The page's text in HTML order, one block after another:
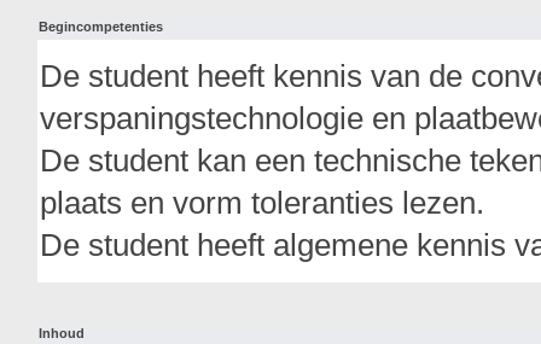
Begincompetenties
De student heeft kennis van de
verspaningstechnologie en
De student kan een technische
plaats en vorm toleranties lezen.
De student heeft algemene kennis
Inhoud